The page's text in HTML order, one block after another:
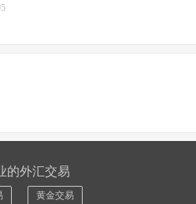
的外汇交易
黄金交易